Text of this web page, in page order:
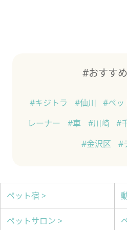
#おすす
#キジトラ #仙川 #ペッ
レーナー
#車 #川崎 #
#金沢区
#
ペット宿 >
ペットサロン >